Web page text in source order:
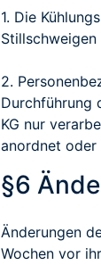
1. Die
2.
Durchführung
KG nur
anordnet oder
§6
Änderungen
Wochen vor